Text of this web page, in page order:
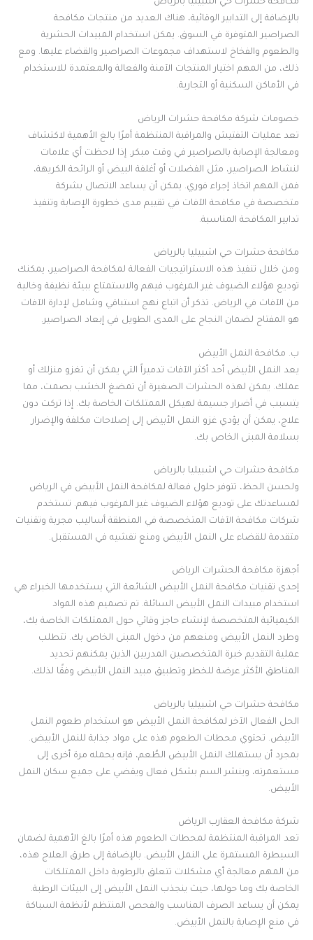
مكافحة حشرات حي اشبيليا بالرياض
بالإضافة إلى التدابير الوقائية، هناك العديد من منتجات مكافحة
الصراصير المتوفرة في السوق. يمكن استخدام المبيدات الحشرية
والطعوم والفخاخ لاستهداف مجموعات الصراصير والقضاء عليها. ومع
ذلك، من المهم اختيار المنتجات الآمنة والفعالة والمعتمدة للاستخدام
في الأماكن السكنية أو التجارية.
خصومات شركة مكافحة حشرات الرياض
تعد عمليات التفتيش والمراقبة المنتظمة أمرًا بالغ الأهمية لاكتشاف
ومعالجة الإصابة بالصراصير في وقت مبكر. إذا لاحظت أي علامات
لنشاط الصراصير، مثل الفضلات أو أغلفة البيض أو الرائحة الكريهة،
فمن المهم اتخاذ إجراء فوري. يمكن أن يساعد الاتصال بشركة
متخصصة في مكافحة الآفات في تقييم مدى خطورة الإصابة وتنفيذ
تدابير المكافحة المناسبة.
مكافحة حشرات حي اشبيليا بالرياض
ومن خلال تنفيذ هذه الاستراتيجيات الفعالة لمكافحة الصراصير، يمكنك
توديع هؤلاء الضيوف غير المرغوب فيهم والاستمتاع ببيئة نظيفة وخالية
من الآفات في الرياض. تذكر أن اتباع نهج استباقي وشامل لإدارة الآفات
هو المفتاح لضمان النجاح على المدى الطويل في إبعاد الصراصير.
ب. مكافحة النمل الأبيض
يعد النمل الأبيض أحد أكثر الآفات تدميراً التي يمكن أن تغزو منزلك أو
عملك. يمكن لهذه الحشرات الصغيرة أن تمضغ الخشب بصمت، مما
يتسبب في أضرار جسيمة لهيكل الممتلكات الخاصة بك. إذا تركت دون
علاج، يمكن أن يؤدي غزو النمل الأبيض إلى إصلاحات مكلفة والإضرار
بسلامة المبنى الخاص بك.
مكافحة حشرات حي اشبيليا بالرياض
ولحسن الحظ، تتوفر حلول فعالة لمكافحة النمل الأبيض في الرياض
لمساعدتك على توديع هؤلاء الضيوف غير المرغوب فيهم. تستخدم
شركات مكافحة الآفات المتخصصة في المنطقة أساليب مجربة وتقنيات
متقدمة للقضاء على النمل الأبيض ومنع تفشيه في المستقبل.
أجهزة مكافحة الحشرات الرياض
إحدى تقنيات مكافحة النمل الأبيض الشائعة التي يستخدمها الخبراء هي
استخدام مبيدات النمل الأبيض السائلة. تم تصميم هذه المواد
الكيميائية المتخصصة لإنشاء حاجز وقائي حول الممتلكات الخاصة بك،
وطرد النمل الأبيض ومنعهم من دخول المبنى الخاص بك. تتطلب
عملية التقديم خبرة المتخصصين المدربين الذين يمكنهم تحديد
المناطق الأكثر عرضة للخطر وتطبيق مبيد النمل الأبيض وفقًا لذلك.
مكافحة حشرات حي اشبيليا بالرياض
الحل الفعال الآخر لمكافحة النمل الأبيض هو استخدام طعوم النمل
الأبيض. تحتوي محطات الطعوم هذه على مواد جذابة للنمل الأبيض.
بمجرد أن يستهلك النمل الأبيض الطُعم، فإنه يحمله مرة أخرى إلى
مستعمرته، وينشر السم بشكل فعال ويقضي على جميع سكان النمل
الأبيض.
شركة مكافحة العقارب الرياض
تعد المراقبة المنتظمة لمحطات الطعوم هذه أمرًا بالغ الأهمية لضمان
السيطرة المستمرة على النمل الأبيض. بالإضافة إلى طرق العلاج هذه،
من المهم معالجة أي مشكلات تتعلق بالرطوبة داخل الممتلكات
الخاصة بك وما حولها، حيث ينجذب النمل الأبيض إلى البيئات الرطبة.
يمكن أن يساعد الصرف المناسب والفحص المنتظم لأنظمة السباكة
في منع الإصابة بالنمل الأبيض.